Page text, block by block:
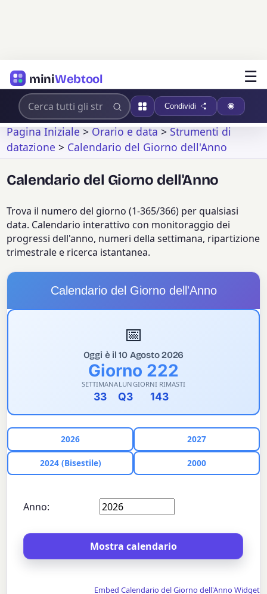
miniWebtool ☰
Condividi
Pagina Iniziale>Orario e data>Strumenti di
datazione > Calendario del Giorno dell'Anno
Calendario del Giorno dell'Anno
Trova il numero del giorno (1-365/366) per qualsiasi
data. Calendario interattivo con monitoraggio dei
progressi dell'anno, numeri della settimana, ripartizione
trimestrale e ricerca istantanea.
Calendario del Giorno dell'Anno
📅
Oggi è il10 Agosto 2026
Giorno 222
SETTIMANA
33
LUN
Q3
GIORNI RIMASTI
143
2026 2027
2024 (Bisestile) 2000
Anno:
Embed Calendario del Giorno dell'Anno Widget